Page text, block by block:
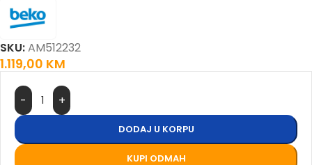
SKU:AM512232
1.119,00 KM
DODAJ U KORPU
KUPI ODMAH